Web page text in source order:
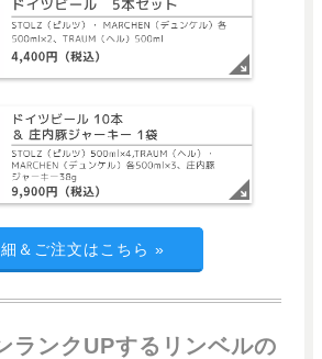
＆ご注文はこちら »
ランクUPするリンベルの